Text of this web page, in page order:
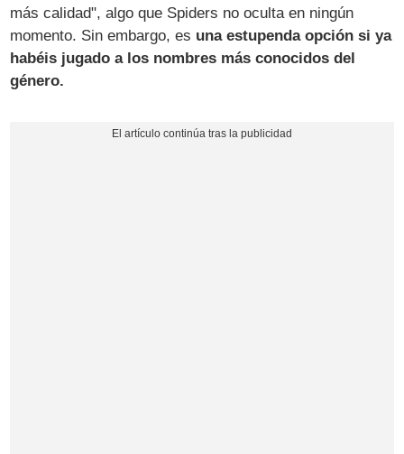
más calidad", algo que Spiders no oculta en ningún
momento. Sin embargo, es una estupenda opción si ya
habéis jugado a los nombres más conocidos del
género.